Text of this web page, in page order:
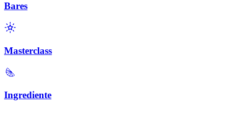
Bares
Masterclass
Ingrediente